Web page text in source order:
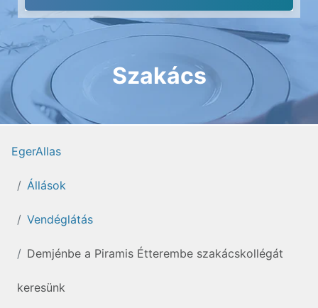
Szakács
EgerAllas
Állások
Vendéglátás
Demjénbe a Piramis Étterembe szakácskollégát
keresünk